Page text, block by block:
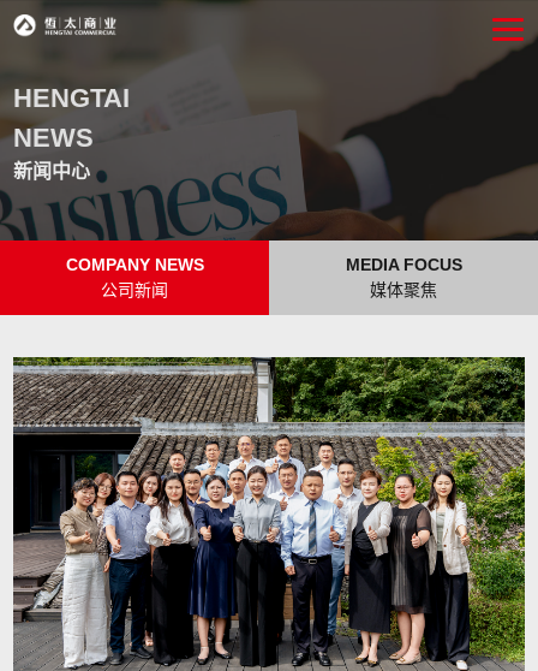
HENGTAI
NEWS
新闻中心
COMPANY NEWS
公司新闻
MEDIA FOCUS
媒体聚焦